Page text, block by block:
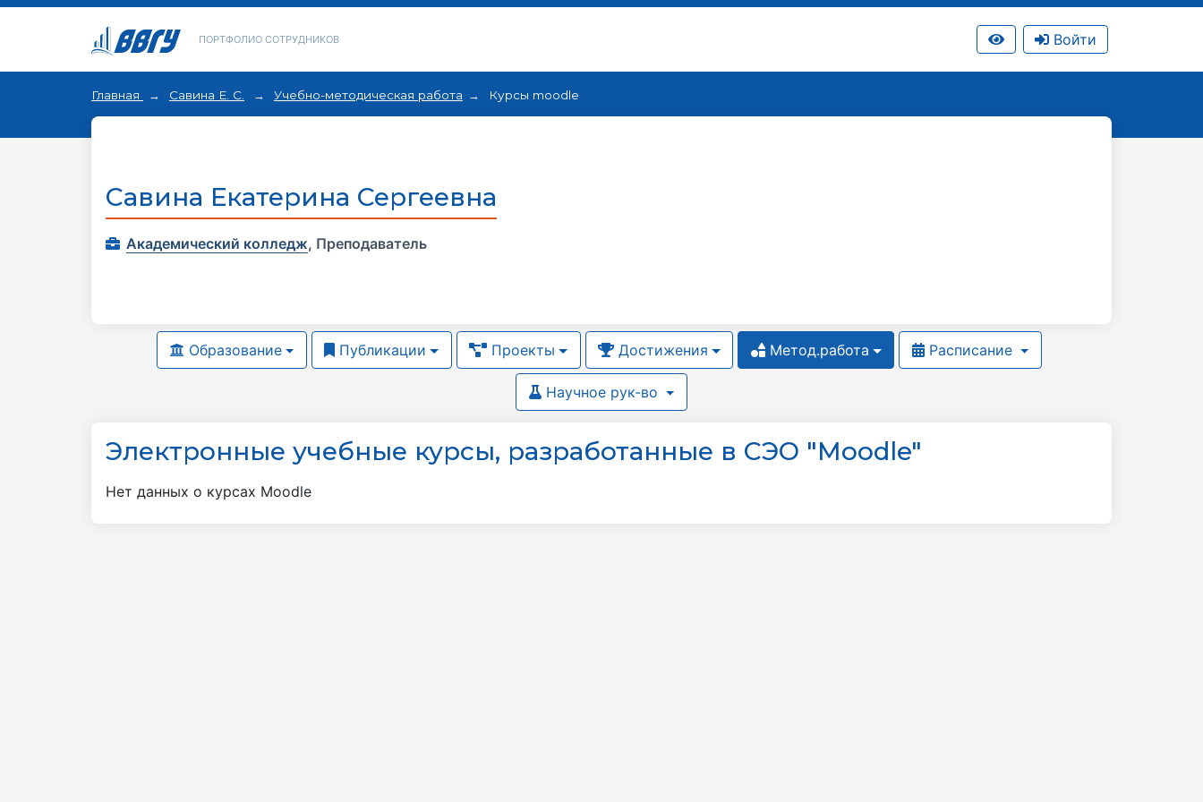
ПОРТФОЛИО СОТРУДНИКОВ Войти
Главная Савина Е. С. Учебно-методическая работа Курсы moodle
Савина Екатерина Сергеевна
Академический колледж, Преподаватель
Образование Публикации Проекты Достижения Метод.работа Расписание
Научное рук-во
Электронные учебные курсы, разработанные в СЭО "Moodle"
Нет данных о курсах Moodle